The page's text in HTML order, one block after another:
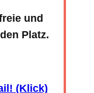
und
Platz.
(Klick)